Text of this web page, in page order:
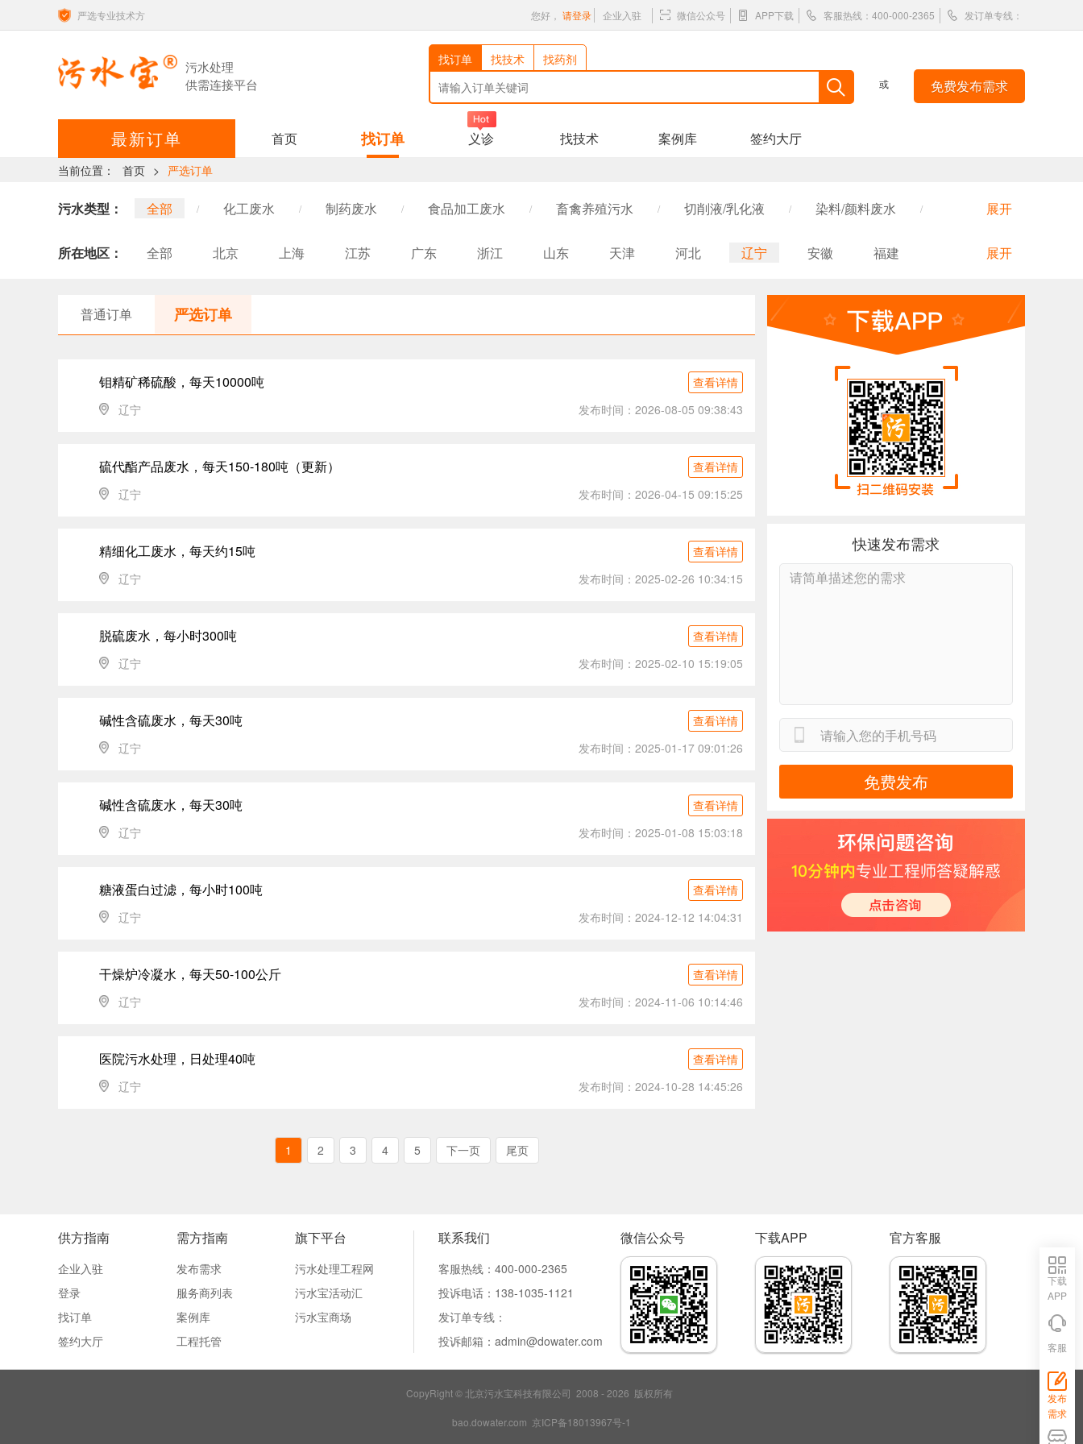
严选专业技术方 您好， 请登录 企业入驻 微信公众号 APP下载 客服热线：400-000-2365 发订单专线：
污水处理
供需连接平台
免费发布需求
或
找订单 找技术 找药剂
最新订单 首页 找订单 义诊 找技术 案例库 签约大厅
当前位置： 首页 > 严选订单
污水类型： 全部 / 化工废水 / 制药废水 / 食品加工废水 / 畜禽养殖污水 / 切削液/乳化液 / 染料/颜料废水 /
造纸废水 电子工业废水 电厂废水 石油石化废水 垃圾渗滤液 屠宰废水 煤化工废水
工业园/污水厂污水 / 重金属废水 /
污泥处置 /
展开
所在地区： 全部 北京 上海 江苏 广东 浙江 山东 天津 河北 辽宁 安徽
福建
山西 国外 香港
展开
普通订单 严选订单
钼精矿稀硫酸，每天10000吨
查看详情
辽宁
发布时间：2026-08-05 09:38:43
硫代酯产品废水，每天150-180吨（更新）
查看详情
辽宁
发布时间：2026-04-15 09:15:25
精细化工废水，每天约15吨
查看详情
辽宁
发布时间：2025-02-26 10:34:15
脱硫废水，每小时300吨
查看详情
辽宁
发布时间：2025-02-10 15:19:05
碱性含硫废水，每天30吨
查看详情
辽宁
发布时间：2025-01-17 09:01:26
碱性含硫废水，每天30吨
查看详情
辽宁
发布时间：2025-01-08 15:03:18
糖液蛋白过滤，每小时100吨
查看详情
辽宁
发布时间：2024-12-12 14:04:31
干燥炉冷凝水，每天50-100公斤
查看详情
辽宁
发布时间：2024-11-06 10:14:46
医院污水处理，日处理40吨
查看详情
辽宁
发布时间：2024-10-28 14:45:26
1 2 3 4 5 下一页 尾页
快速发布需求
免费发布
供方指南
企业入驻
登录
找订单
签约大厅
需方指南
发布需求
服务商列表
案例库
工程托管
旗下平台
污水处理工程网
污水宝活动汇
污水宝商场
联系我们
客服热线：400-000-2365
投诉电话：138-1035-1121
发订单专线：
投诉邮箱：admin@dowater.com
微信公众号 下载APP 官方客服
CopyRight © 北京污水宝科技有限公司 2008 - 2026 版权所有
bao.dowater.com 京ICP备18013967号-1
下载
APP
客服
发布
需求